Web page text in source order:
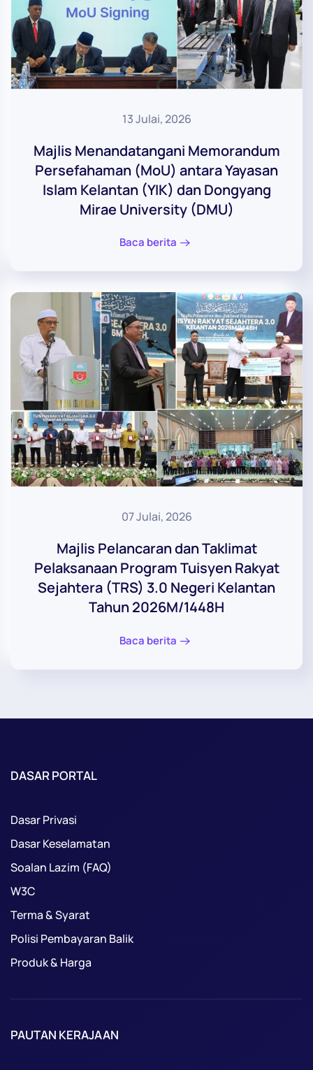
13 Julai, 2026
Majlis Menandatangani Memorandum
Persefahaman (MoU) antara Yayasan
Islam Kelantan (YIK) dan Dongyang
Mirae University (DMU)
Baca berita
07 Julai, 2026
Majlis Pelancaran dan Taklimat
Pelaksanaan Program Tuisyen Rakyat
Sejahtera (TRS) 3.0 Negeri Kelantan
Tahun 2026M/1448H
Baca berita
DASAR PORTAL
Dasar Privasi
Dasar Keselamatan
Soalan Lazim (FAQ)
W3C
Terma & Syarat
Polisi Pembayaran Balik
Produk & Harga
PAUTAN KERAJAAN